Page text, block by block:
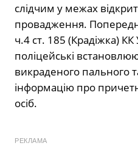
слідчим у межах
провадження.
ч.4 ст. 185 (Крадіжка)
поліцейські
викраденого пального
інформацію про
осіб.
РЕКЛАМА